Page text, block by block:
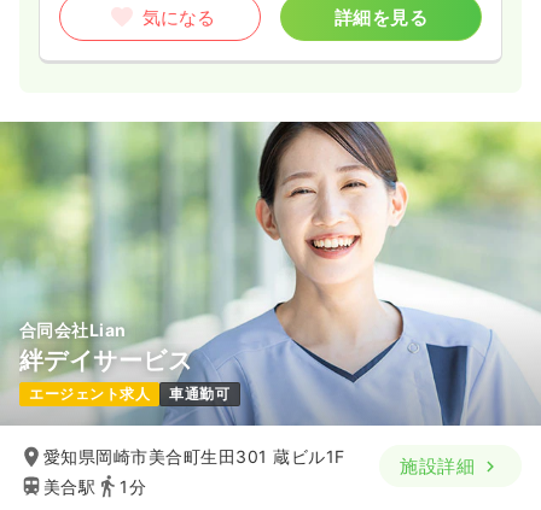
気になる 詳細を見る
合同会社Lian
絆デイサービス
エージェント求人 車通勤可
愛知県岡崎市美合町生田301 蔵ビル1F
美合駅
1分
施設詳細